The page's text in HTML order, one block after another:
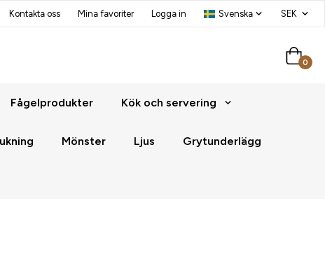
Kontakta oss Mina favoriter Logga in
0
Fågelprodukter Kök och servering
Mönster Ljus Grytunderlägg